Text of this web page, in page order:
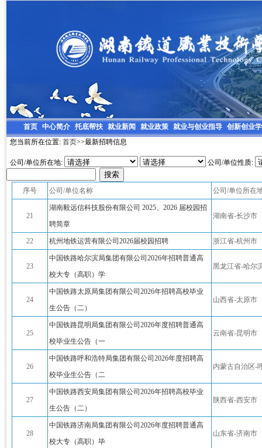
首页 中心简介 托底帮扶 就业新闻 就业政策 就业与创业指导 创新创业
您当前所在位置: 首页>>最新招聘信息
公司/单位所在地: 公司/单位性质:
序号 公司/单位名称 公司/单位所在
21
湖南毅远信科技股份有限公司 2025、2026 届校园招
聘简章
湖南省-长沙市
22 杭州地铁运营有限公司2026届校园招聘 浙江省-杭州市
23
中国铁路哈尔滨局集团有限公司2026年招聘普通高
校大专（高职）学
黑龙江省-哈尔
24
中国铁路太原局集团有限公司2026年招聘高校毕业
生公告（二）
山西省-太原市
25
中国铁路昆明局集团有限公司2026年度招聘普通高
校毕业生公告（一
云南省-昆明市
26
中国铁路呼和浩特局集团有限公司2026年度招聘高
校毕业生公告（二
内蒙古自治区-
27
中国铁路西安局集团有限公司2026年招聘高校毕业
生公告（二）
陕西省-西安市
28
中国铁路济南局集团有限公司2026年度招聘普通高
校大专（高职）毕
山东省-济南市